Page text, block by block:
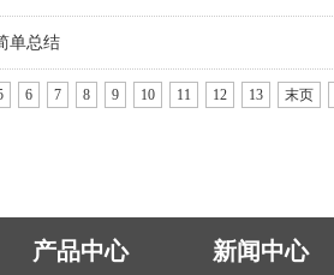
单总结
6 7 8 9 10 11 12 13 末页
产品中心 新闻中心